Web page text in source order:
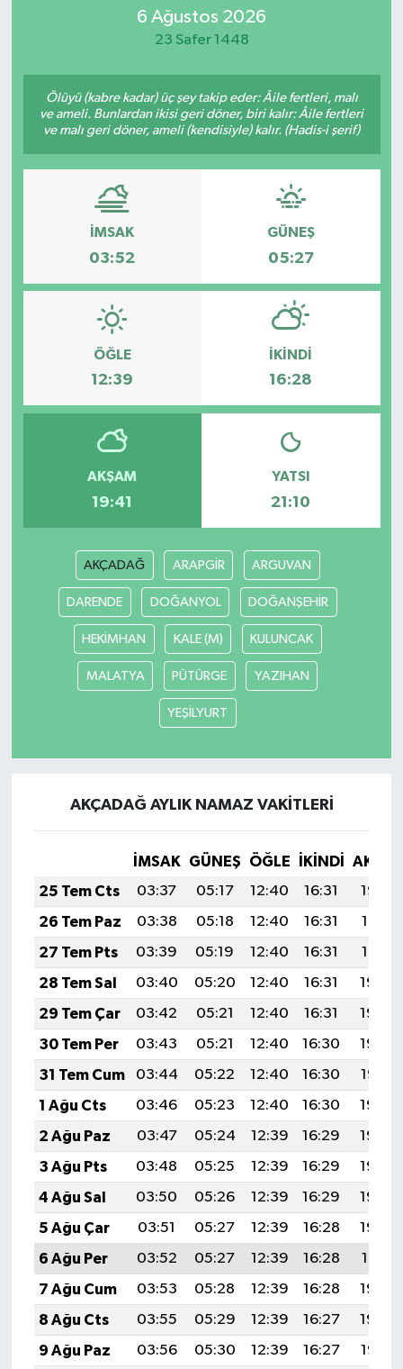
6 Ağustos 2026
23 Safer 1448
Ölüyü (kabre kadar) üç şey takip eder: Âile fertleri, malı
ve ameli. Bunlardan ikisi geri döner, biri kalır: Âile fertleri
ve malı geri döner, ameli (kendisiyle) kalır. (Hadis-i şerif)
İMSAK
03:52
GÜNEŞ
05:27
ÖĞLE
12:39
İKINDI
16:28
AKŞAM
19:41
YATSI
21:10
AKÇADAĞ ARAPGİR ARGUVAN
DARENDE DOĞANYOL DOĞANŞEHİR
HEKİMHAN KALE (M) KULUNCAK
MALATYA PÜTÜRGE YAZIHAN
YEŞİLYURT
AKÇADAĞ AYLIK NAMAZ VAKITLERI
İMSAK GÜNEŞ ÖĞLE İKINDI
25 Tem Cts
03:37 05:17 12:40 16:31
19:52
26 Tem Paz
03:38 05:18 12:40 16:31
19:51
27 Tem Pts
03:39 05:19 12:40 16:31
19:51
28 Tem Sal
03:40 05:20 12:40 16:31
19:50
29 Tem Çar
03:42 05:21 12:40 16:31
19:49
30 Tem Per
03:43 05:21 12:40 16:30
19:48
31 Tem Cum
03:44 05:22 12:40 16:30
19:47
1 Ağu Cts
03:46 05:23 12:40 16:30
19:46
2 Ağu Paz
03:47 05:24 12:39 16:29
19:45
3 Ağu Pts
03:48 05:25 12:39 16:29
19:44
4 Ağu Sal
03:50 05:26 12:39 16:29
19:43
5 Ağu Çar
03:51 05:27 12:39 16:28
19:42
6 Ağu Per
03:52 05:27 12:39 16:28
19:41
7 Ağu Cum
03:53 05:28 12:39 16:28
19:40
8 Ağu Cts
03:55 05:29 12:39 16:27
19:39
9 Ağu Paz
03:56 05:30 12:39 16:27
19:37
Teknoloji
TRABZON
TRABZONSPOR